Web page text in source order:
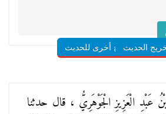
الحديثشروح أخرى للحديث
عَبْدِ الْعَزِيزِ الْجَوْهَرِيُّ ، قال حدثنا